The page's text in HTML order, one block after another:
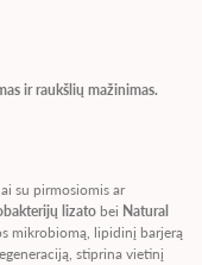
ir raukšlių mažinimas.
su pirmosiomis ar
lizato bei Natural
mikrobiomą, lipidinį barjerą
stiprina vietinį